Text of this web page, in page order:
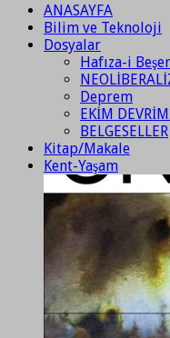
ANASAYFA
Bilim ve Teknoloji
Dosyalar
Hafıza-i Beşer
Deprem
EKİM
BELGESELLER
Kitap/Makale
Kent-Yaşam